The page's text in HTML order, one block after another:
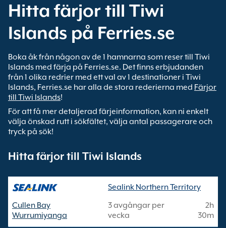
Hitta färjor till Tiwi
Islands på Ferries.se
Boka åk från någon av de 1 hamnarna som reser till Tiwi
Islands med färja på Ferries.se. Det finns erbjudanden
från 1 olika redrier med ett val av 1 destinationer i Tiwi
Islands, Ferries.se har alla de stora rederierna med Färjor
till Tiwi Islands!
För att få mer detaljerad färjeinformation, kan ni enkelt
välja önskad rutt i sökfältet, välja antal passagerare och
tryck på sök!
Hitta färjor till Tiwi Islands
Sealink Northern Territory
Cullen Bay
Wurrumiyanga
3 avgångar per
vecka
2h
30m